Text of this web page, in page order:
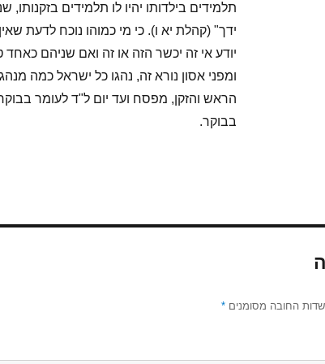
תלמידים בילדותו יהיו לו תלמידים
ידך" (קהלת יא ו). כי מי כמוהו נוכח לדעת
יודע אי זה יכשר הזה או זה ואם שניהם
ומפני אסון נורא זה, נהגו כל ישראל כמה
הראש והזקן, מפסח ועד יום ל"ד לעומר
בבוקר.
שדות החובה מסומנים *